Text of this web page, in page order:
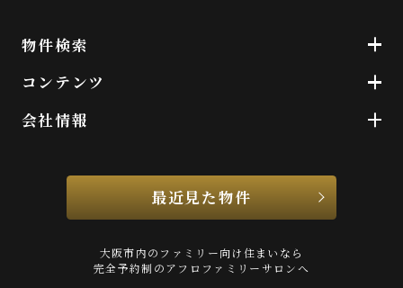
物件検索
コンテンツ
会社情報
最近見た物件
大阪市内のファミリー向け住まいなら
完全予約制のアフロファミリーサロンへ